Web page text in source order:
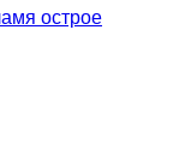
острое